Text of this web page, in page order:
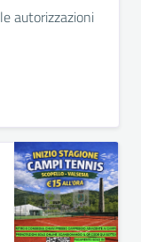
autorizzazioni